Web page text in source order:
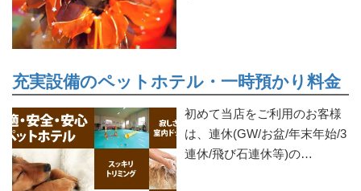
充実設備のペットホテル・一時預かり料金
初めて当店をご利用のお客様
は、連休(GW/お盆/年末年始/3
連休/飛び石連休等)の…